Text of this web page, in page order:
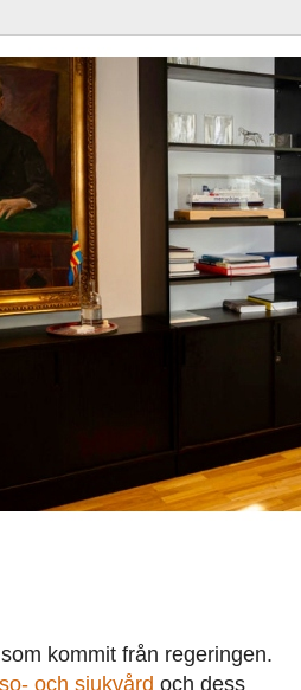
kommit från regeringen.
och sjukvård och dess